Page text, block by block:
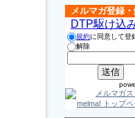
メルマガ登録
DTP駆け込
規約に同意して登
解除